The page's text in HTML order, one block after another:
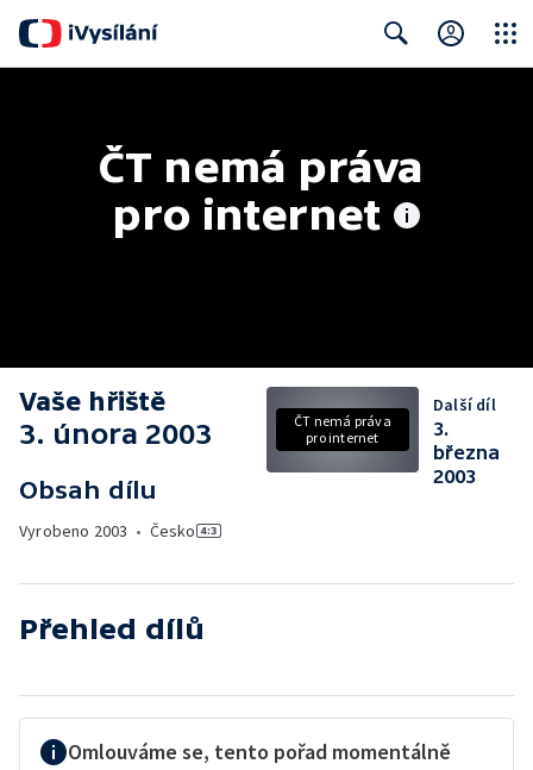
ČT nemá práva
pro internet
Vaše hřiště
3. února 2003
Obsah dílu
Vyrobeno 2003 • Česko
ČT nemá práva
pro internet
Další díl
3.
března
2003
Přehled dílů
Omlouváme se, tento pořad momentálně